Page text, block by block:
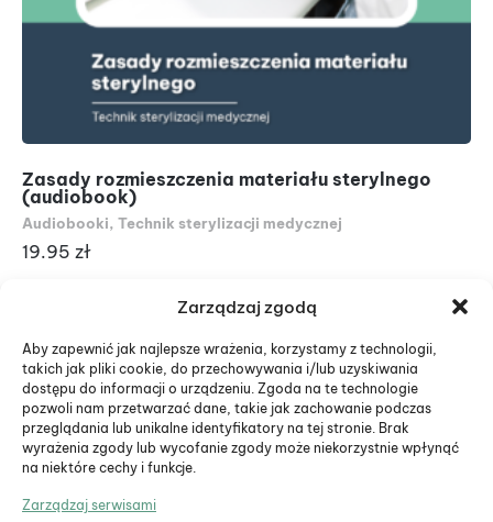
Zarządzaj zgodą
Aby zapewnić jak najlepsze wrażenia, korzystamy z technologii,
takich jak pliki cookie, do przechowywania i/lub uzyskiwania
dostępu do informacji o urządzeniu. Zgoda na te technologie
pozwoli nam przetwarzać dane, takie jak zachowanie podczas
przeglądania lub unikalne identyfikatory na tej stronie. Brak
wyrażenia zgody lub wycofanie zgody może niekorzystnie wpłynąć
na niektóre cechy i funkcje.
Zarządzaj serwisami
Zasady rozmieszczenia materiału sterylnego
(audiobook)
Audiobooki, Technik sterylizacji medycznej
19.95 zł